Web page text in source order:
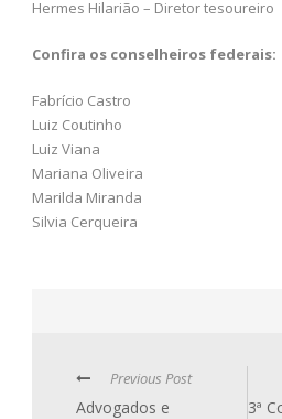
Hermes Hilarião – Diretor tesoureiro
Confira os conselheiros federais:
Fabrício Castro
Luiz Coutinho
Luiz Viana
Mariana Oliveira
Marilda Miranda
Silvia Cerqueira
Previous Post
Advogados e
3ª